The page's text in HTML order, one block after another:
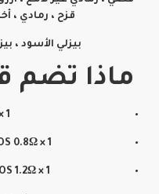
قزح ، رمادي ،
بيزلي الأسود ،
ماذا تضم
1 × بطارية XROS
1 × XROS 0.8Ω جراب شبكي (2 مل)
1 × XROS 1.2Ω جراب شبكي (2 مل)